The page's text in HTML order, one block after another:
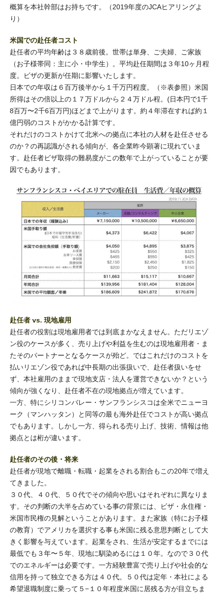
概算を本社幹部はお持ちです。（2019年度のJCAヒアリングよ
り）
米国での赴任者コスト
赴任者の平均年齢は３８歳前後。世帯は単身、ご夫婦、ご家族
（お子様帯同：主に小・中学生）。平均赴任期間は３年10ヶ月程
度。ビザの更新が任期に影響いたします。
日本での年収は６百万後半から１千万円程度。（※表参照）米国
所得はその倍以上の１７万ドルから２４万ドル程。(日本円で1千
8百万〜2千6百万円)ほどまで上がります。約４年滞在すれば約１
億円弱のコストがかかる計算です。
それだけのコストかけて北米への拠点に本社の人材を赴任させる
のか？の再認識がされる傾向が、各企業昨今顕著に現れていま
す。赴任者ビザ取得の難易度がこの数年で上がっていることが要
因でもあります。
赴任者 vs. 現地雇用
赴任者の役割は現地雇用者では到底まかなえません。ただリエゾ
ン役のケースが多く、売り上げや利益を生むのは現地雇用者・ま
たそのパートナーとなるケースが殆ど。ではこれだけのコストを
払いリエゾン役であれば中長期の出張扱いで、赴任者扱いをせ
ず、本社雇用のままで現地支店・法人を運営できないか？という
傾向が強くなり、赴任者不在の現地拠点が増えています。
一方、特にシリコンバレー・サンフランシスコは全米でニューヨ
ーク（マンハッタン）と同等の最も海外赴任でコストが高い拠点
でもあります。しかし一方、得られる売り上げ、技術、情報は他
拠点とは桁が違います。
赴任者のその後・将来
赴任者が現地で離職・転職・起業をされる割合もこの20年で増え
てきました。
３０代、４０代、５０代でその傾向や思いはそれぞれに異なりま
す。その判断の大半を占めている事の背景には、ビザ・永住権・
米国市民権の見解ということがあります。また家族（特にお子様
の教育）でアメリカを選択する事も米国に残る意思判断として大
きく影響を与えています。起業をされ、生活が安定するまでには
最低でも３年〜５年、現地に馴染めるには１０年。なので３０代
でのエネルギーは必要です。一方経験豊富で売り上げや社会的な
信用を持って独立できる方は４０代。５０代は定年・本社による
希望退職制度に乗って５−１０年程度米国に居残る方が目立ちま